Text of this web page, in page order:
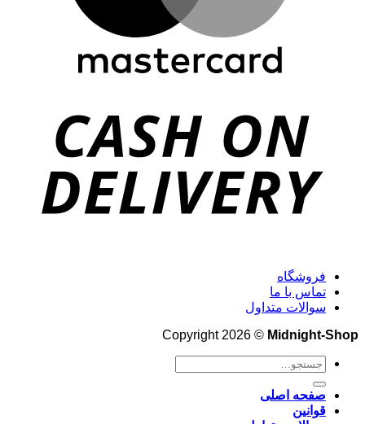
فروشگاه
تماس با ما
سوالات متداول
Copyright 2026 © Midnight-Shop
جستجو
صفحه اصلی
قوانین